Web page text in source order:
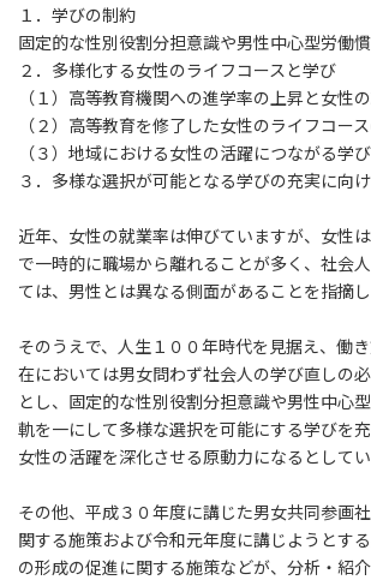
１．学びの制約
固定的な性別役割分担意識や男性中心型労働
２．多様化する女性のライフコースと学び
（１）高等教育機関への進学率の上昇と女性
（２）高等教育を修了した女性のライフコー
（３）地域における女性の活躍につながる学び
３．多様な選択が可能となる学びの充実に向
近年、女性の就業率は伸びていますが、女性
で一時的に職場から離れることが多く、社会
ては、男性とは異なる側面があることを指摘し
そのうえで、人生１００年時代を見据え、働
在においては男女問わず社会人の学び直しの
とし、固定的な性別役割分担意識や男性中心
軌を一にして多様な選択を可能にする学びを
女性の活躍を深化させる原動力になるとしてい
その他、平成３０年度に講じた男女共同参画
関する施策および令和元年度に講じようとす
の形成の促進に関する施策などが、分析・紹介